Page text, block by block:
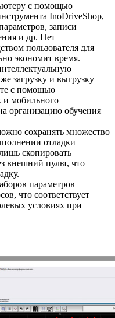
с помощью
InoDriveShop,
записи
и др. Нет
пользователя для
экономит время.
загрузку и выгрузку
с помощью
и мобильного
организацию обучения
сохранять множество
отладки
скопировать
внешний пульт, что
параметров
что соответствует
условиях при